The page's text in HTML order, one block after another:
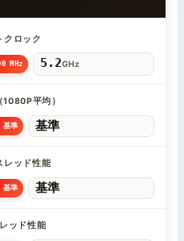
クロック
MHz 5.2GHz
平均）
準 基準
レッド性能
準 基準
ッド性能